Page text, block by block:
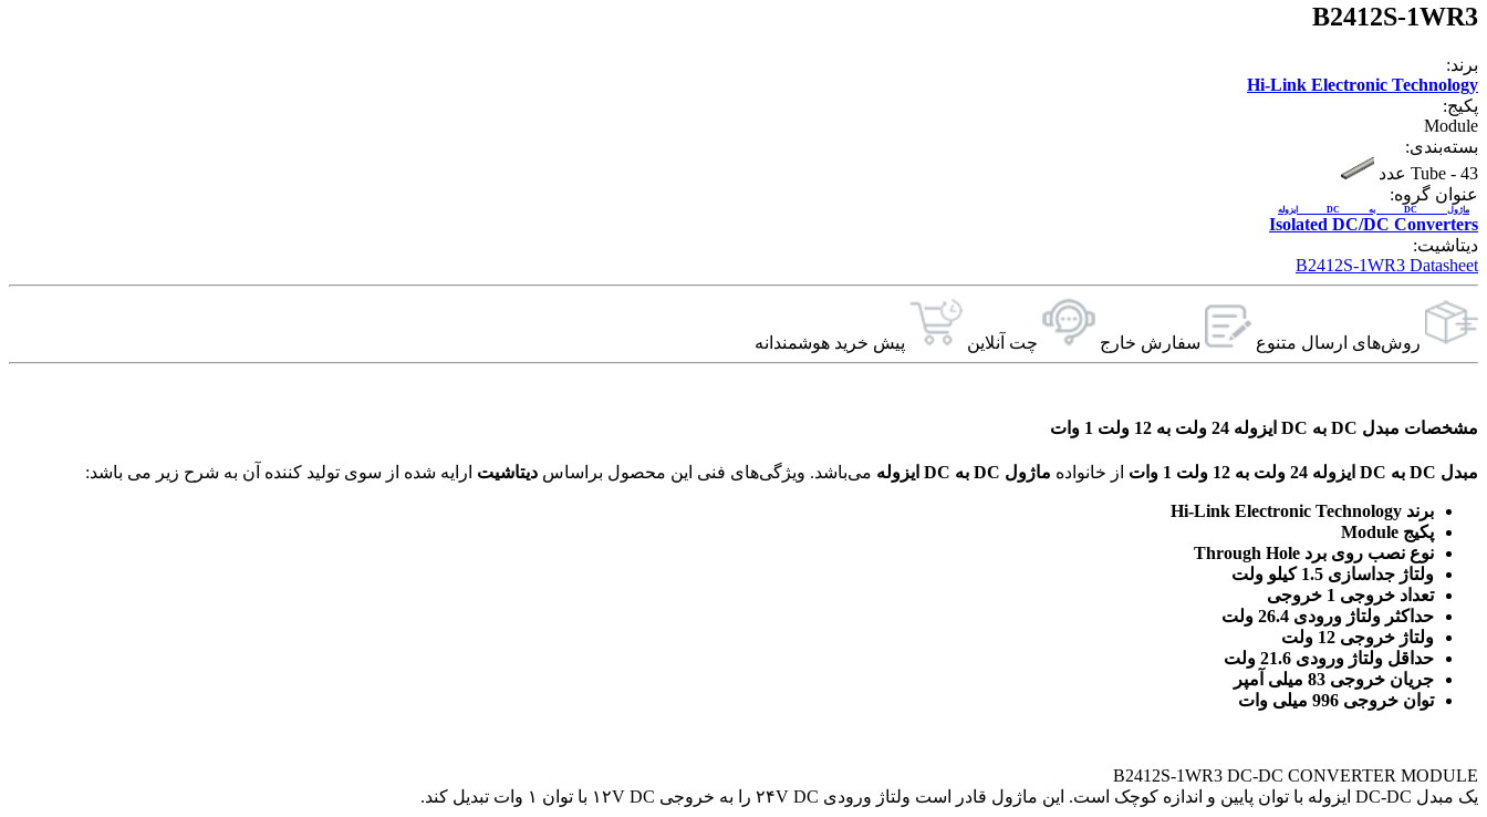
B2412S-1WR3
برند:
Hi-Link Electronic Technology
پکیج:
Module
بسته‌بندی:
Tube - 43 عدد
عنوان گروه:
Isolated DC/DC Converters
ماژول DC به DC ایزوله
دیتاشیت:
B2412S-1WR3 Datasheet
روش‌های ارسال‌ متنوع سفارش خارج چت آنلاین پیش خرید هوشمندانه
مشخصات مبدل DC به DC ایزوله 24 ولت به 12 ولت 1 وات
مبدل DC به DC ایزوله 24 ولت به 12 ولت 1 وات از خانواده ماژول DC به DC ایزوله دیتاشیت ارایه شده از سوی تولید کننده آن به شرح زیر می باشد:
برند Hi-Link Electronic Technology
پکیج Module
نوع نصب روی برد Through Hole
ولتاژ جداسازی 1.5 کیلو ولت
تعداد خروجی 1 خروجی
حداکثر ولتاژ ورودی 26.4 ولت
ولتاژ خروجی 12 ولت
حداقل ولتاژ ورودی 21.6 ولت
جریان خروجی 83 میلی آمپر
توان خروجی 996 میلی وات
B2412S-1WR3 DC-DC CONVERTER MODULE
یک مبدل DC-DC ایزوله با توان پایین و اندازه کوچک است. این ماژول قادر است ولتاژ ورودی ۲۴V DC را به خروجی ۱۲V DC با توان ۱ وات تبدیل کند.